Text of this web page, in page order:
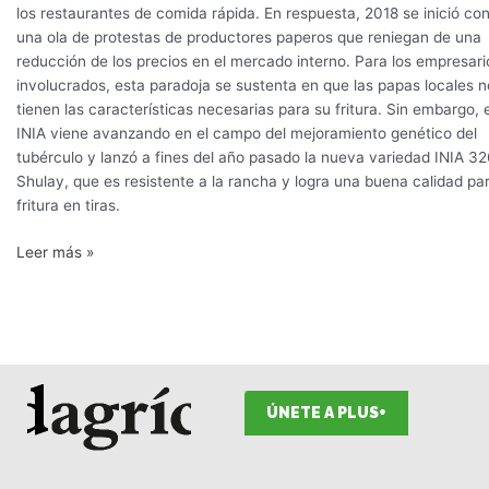
los restaurantes de comida rápida. En respuesta, 2018 se inició con
una ola de protestas de productores paperos que reniegan de una
reducción de los precios en el mercado interno. Para los
involucrados, esta paradoja se sustenta en que las papas locales
tienen las características necesarias para su fritura. Sin embargo,
INIA viene avanzando en el campo del mejoramiento genético del
tubérculo y lanzó a fines del año pasado la nueva variedad INIA
Shulay, que es resistente a la rancha y logra una buena calidad
fritura en tiras.
Leer más »
ÚNETE A PLUS+